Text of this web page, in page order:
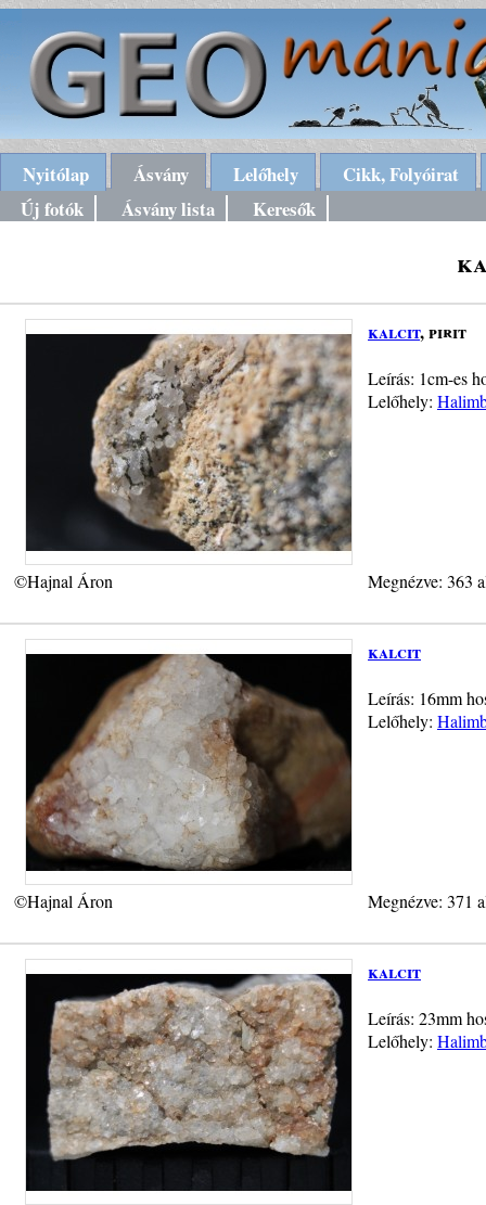
Nyitólap Ásvány Lelőhely
Cikk, Folyóirat
Új fotók
Ásvány lista Keresők
kalcit, pirit
Leírás: 1cm-es
Lelőhely:
©Hajnal Áron Megnézve: 363
kalcit
Leírás: 16mm
Lelőhely:
©Hajnal Áron Megnézve: 371
kalcit
Leírás: 23mm
Lelőhely: